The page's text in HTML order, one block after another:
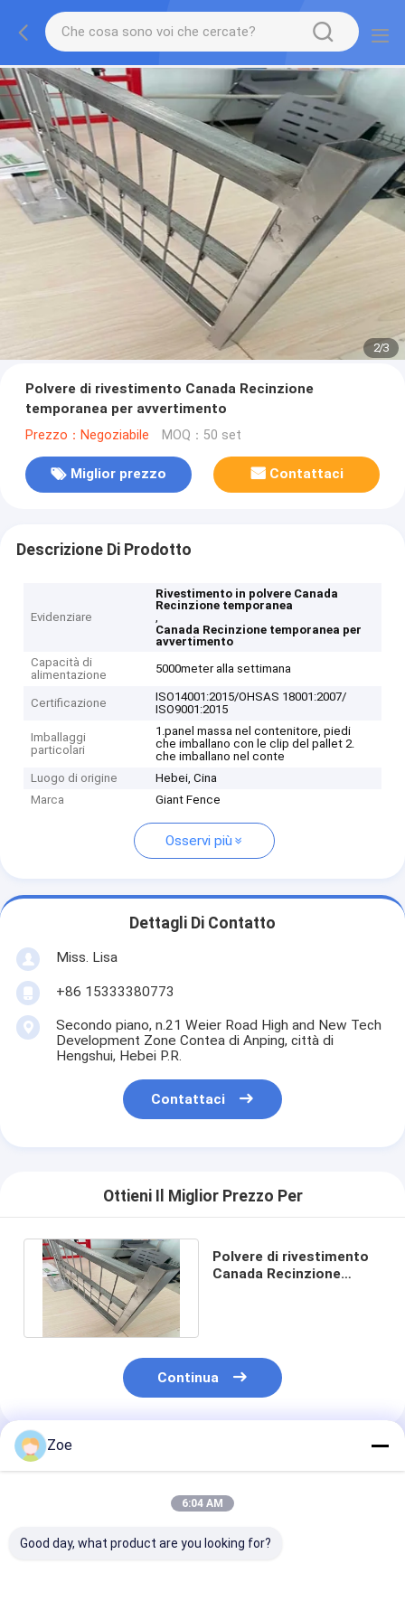
2/3
Polvere di rivestimento Canada Recinzione
temporanea per avvertimento
Prezzo：Negoziabile MOQ：50 set
Miglior prezzo Contattaci
Descrizione Di Prodotto
Evidenziare
Rivestimento in polvere Canada
Recinzione temporanea
,
Canada Recinzione temporanea per
avvertimento
Capacità di
alimentazione
5000meter alla settimana
Certificazione
ISO14001:2015/OHSAS 18001:2007/
ISO9001:2015
Imballaggi
particolari
1.panel massa nel contenitore, piedi
che imballano con le clip del pallet 2.
che imballano nel conte
Luogo di origine
Hebei, Cina
Marca
Giant Fence
Osservi più
Dettagli Di Contatto
Miss. Lisa
+86 15333380773
Secondo piano, n.21 Weier Road High and New Tech
Development Zone Contea di Anping, città di
Hengshui, Hebei P.R.
Contattaci
Ottieni Il Miglior Prezzo Per
Polvere di rivestimento
Canada Recinzione
Continua
Prodotti Raccomandati
Zoe
6:04 AM
Good day, what product are you looking for?